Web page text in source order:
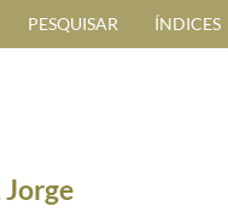
PESQUISAR ÍNDICES